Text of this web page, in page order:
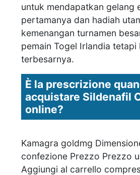
untuk mendapatkan gelang
pertamanya dan hadiah
kemenangan turnamen
pemain Togel Irlandia
terbesarnya.
È la prescrizione
acquistare Sildenafil
online?
Kamagra goldmg
confezione Prezzo Prezzo
Aggiungi al carrello